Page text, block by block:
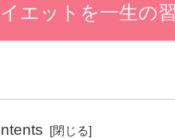
エットを一生の